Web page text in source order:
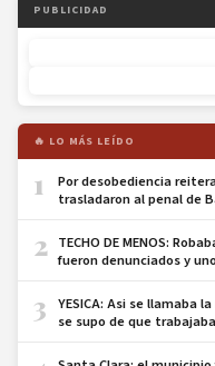
PUBLICIDAD
🔥 LO MÁS LEÍDO
1
Por desobediencia
trasladaron al penal de
2 TECHO DE MENOS:
fueron denunciados y
3
YESICA: Asi se llamaba
se supo de que trabajaba